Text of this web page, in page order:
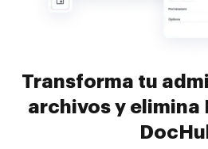
Transforma tu
archivos y elimina